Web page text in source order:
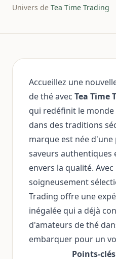
Univers de Tea Time Trading
Accueillez une
de thé avec Tea Time
qui redéfinit le monde
dans des traditions
marque est née d'une
saveurs authentiques
envers la qualité.
soigneusement
Trading offre une
inégalée qui a déjà
d'amateurs de thé
embarquer pour un
Points-